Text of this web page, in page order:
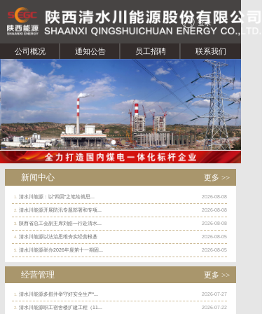
登录
公司概况 通知公告 员工招聘 联系我们
新闻中心 更多 >>
2026-08-08
1. 清水川能源：以“四因”之笔绘就思...
2026-08-08
2. 清水川能源开展防汛专题部署和专项...
2026-08-08
3. 陕西省总工会副主席刘皓一行赴清水...
2026-08-05
4. 清水川能源以法治思维夯实经营根基
2026-08-05
5. 清水川能源举办2026年度第十一期固...
经营管理 更多 >>
2026-07-27
1. 清水川能源多措并举守好安全生产“...
2026-07-22
2. 清水川能源职工宿舍楼扩建工程（11...